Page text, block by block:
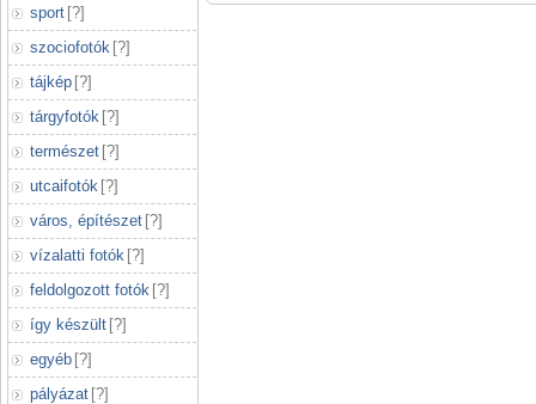
sport [?]
szociofotók [?]
tájkép [?]
tárgyfotók [?]
természet [?]
utcaifotók [?]
város, építészet [?]
vízalatti fotók [?]
feldolgozott fotók [?]
így készült [?]
egyéb [?]
pályázat [?]